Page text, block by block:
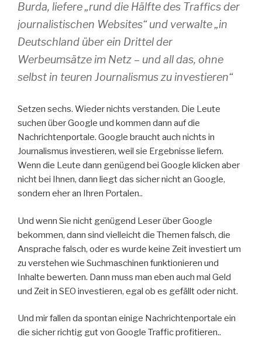
Burda, liefere „rund die Hälfte des Traffics der
journalistischen Websites“ und verwalte „in
Deutschland über ein Drittel der
Werbeumsätze im Netz – und all das, ohne
selbst in teuren Journalismus zu investieren“
Setzen sechs. Wieder nichts verstanden. Die Leute
suchen über Google und kommen dann auf die
Nachrichtenportale. Google braucht auch nichts in
Journalismus investieren, weil sie Ergebnisse liefern.
Wenn die Leute dann genügend bei Google klicken aber
nicht bei Ihnen, dann liegt das sicher nicht an Google,
sondern eher an Ihren Portalen..
Und wenn Sie nicht genügend Leser über Google
bekommen, dann sind vielleicht die Themen falsch, die
Ansprache falsch, oder es wurde keine Zeit investiert um
zu verstehen wie Suchmaschinen funktionieren und
Inhalte bewerten. Dann muss man eben auch mal Geld
und Zeit in SEO investieren, egal ob es gefällt oder nicht.
Und mir fallen da spontan einige Nachrichtenportale ein
die sicher richtig gut von Google Traffic profitieren..